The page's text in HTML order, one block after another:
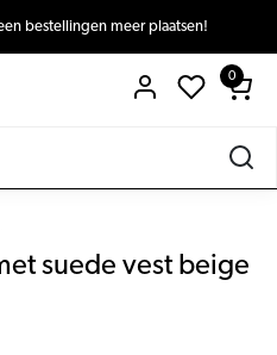
bestellingen meer plaatsen!
0
suede vest beige